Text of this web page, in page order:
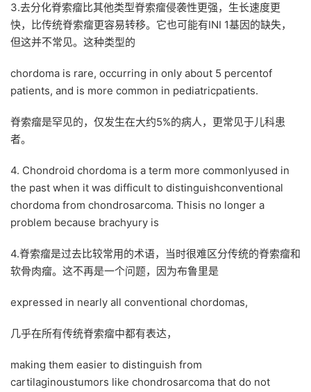
3.去分化脊索瘤比其他类型脊索瘤侵袭性更强，生长速度更
快，比传统脊索瘤更容易转移。它也可能有INI 1基因的缺失，
但这并不常见。这种类型的
chordoma is rare, occurring in only about 5 percentof
patients, and is more common in pediatricpatients.
脊索瘤是罕见的，仅发生在大约5%的病人，更常见于儿科患
者。
4. Chondroid chordoma is a term more commonlyused in
the past when it was difficult to distinguishconventional
chordoma from chondrosarcoma. Thisis no longer a
problem because brachyury is
4.脊索瘤是过去比较常用的术语，当时很难区分传统的脊索瘤和
软骨肉瘤。这不再是一个问题，因为布鲁里是
expressed in nearly all conventional chordomas,
几乎在所有传统脊索瘤中都有表达，
making them easier to distinguish from
cartilaginoustumors like chondrosarcoma that do not